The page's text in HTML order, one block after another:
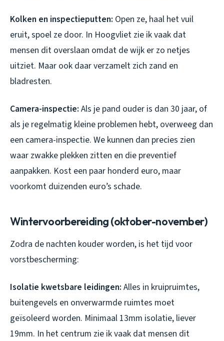
Kolken en inspectieputten: Open ze, haal het vuil
eruit, spoel ze door. In Hoogvliet zie ik vaak dat
mensen dit overslaan omdat de wijk er zo netjes
uitziet. Maar ook daar verzamelt zich zand en
bladresten.
Camera-inspectie: Als je pand ouder is dan 30 jaar, of
als je regelmatig kleine problemen hebt, overweeg dan
een camera-inspectie. We kunnen dan precies zien
waar zwakke plekken zitten en die preventief
aanpakken. Kost een paar honderd euro, maar
voorkomt duizenden euro’s schade.
Wintervoorbereiding (oktober-november)
Zodra de nachten kouder worden, is het tijd voor
vorstbescherming:
Isolatie kwetsbare leidingen: Alles in kruipruimtes,
buitengevels en onverwarmde ruimtes moet
geïsoleerd worden. Minimaal 13mm isolatie, liever
19mm. In het centrum zie ik vaak dat mensen dit